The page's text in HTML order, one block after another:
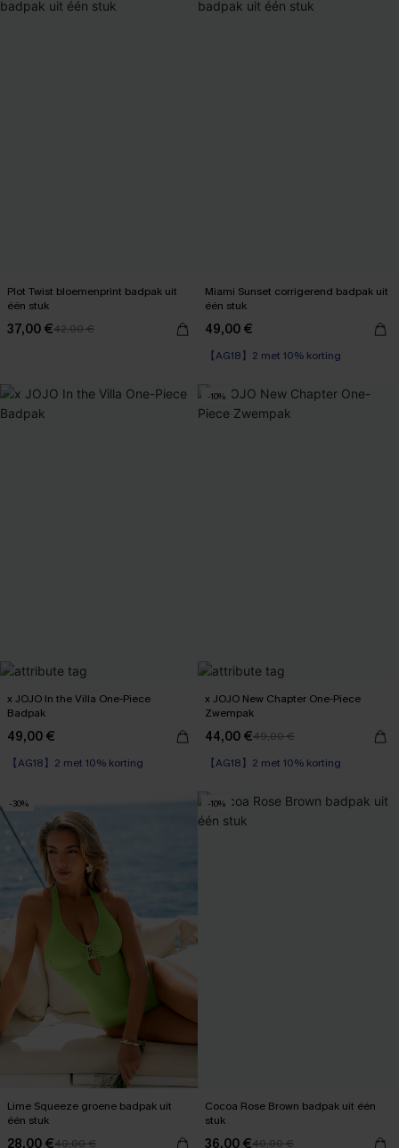
Plot Twist bloemenprint badpak uit
één stuk
37,00 €42,00 €
Miami Sunset corrigerend badpak uit
één stuk
49,00 €
【AG18】2 met 10% korting
Corrigerend badpak
x JOJO In the Villa One-Piece
Badpak
49,00 €
【AG18】2 met 10% korting
-10%
x JOJO New Chapter One-Piece
Zwempak
44,00 €49,00 €
【AG18】2 met 10% korting
Underwire
-30%
Lime Squeeze groene badpak uit
één stuk
28,00 €40,00 €
-10%
Cocoa Rose Brown badpak uit één
stuk
36,00 €40,00 €